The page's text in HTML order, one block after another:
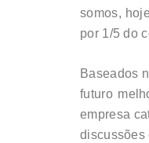
somos,
por 1/5 do
Baseados
futuro
empresa
discussões